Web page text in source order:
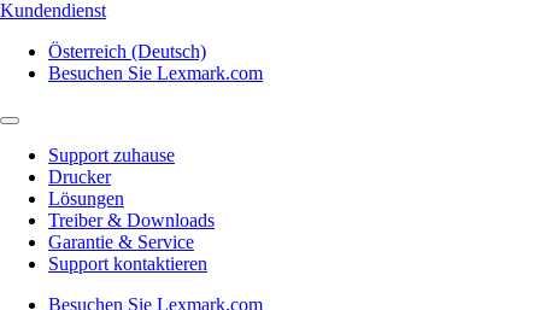
Kundendienst
Österreich (Deutsch)
Besuchen Sie Lexmark.com
Support zuhause
Drucker
Lösungen
Treiber & Downloads
Garantie & Service
Support kontaktieren
Besuchen Sie Lexmark.com